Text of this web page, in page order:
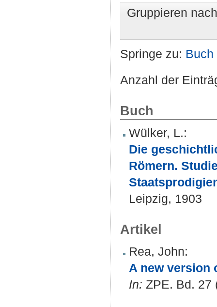
Gruppieren
Springe zu: Buch
Anzahl der
Buch
Wülker, L.:
Die
Römern.
Leipzig, 1903
Artikel
Rea, John:
A new version
In: ZPE. Bd. 27